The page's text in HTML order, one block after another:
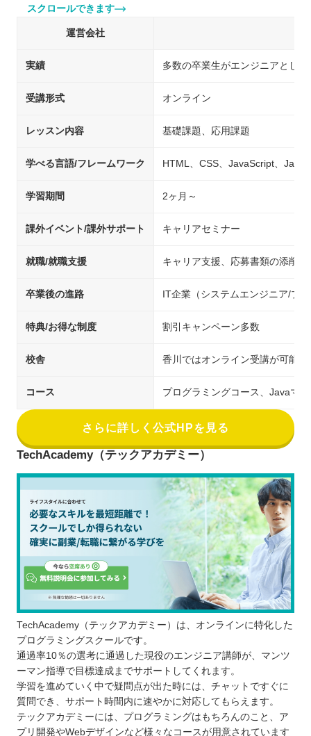
スクロールできます
運営会社
実績 多数の卒業生がエンジニアとして
受講形式 オンライン
レッスン内容 基礎課題、応用課題
学べる言語/フレームワーク HTML、CSS、JavaScript、
学習期間 2ヶ月～
課外イベント/課外サポート キャリアセミナー
就職/就職支援 キャリア支援、応募書類の添削
卒業後の進路 IT企業（システムエンジニア/プ
特典/お得な制度 割引キャンペーン多数
校舎 香川ではオンライン受講が可能
コース プログラミングコース、Javaマ
さらに詳しく公式HPを見る
TechAcademy（テックアカデミー）
TechAcademy（テックアカデミー）は、オンラインに特化した
プログラミングスクールです。
通過率10％の選考に通過した現役のエンジニア講師が、マンツ
ーマン指導で目標達成までサポートしてくれます。
学習を進めていく中で疑問点が出た時には、チャットですぐに
質問でき、サポート時間内に速やかに対応してもらえます。
テックアカデミーには、プログラミングはもちろんのこと、ア
プリ開発やWebデザインなど様々なコースが用意されています